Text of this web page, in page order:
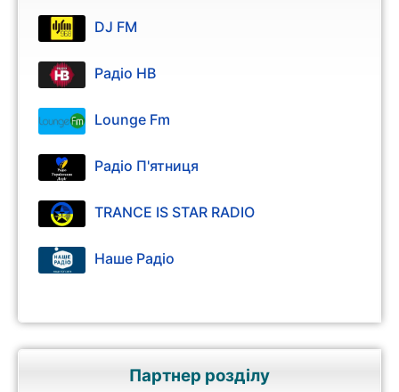
DJ FM
Радіо НВ
Lounge Fm
Радіо П'ятниця
TRANCE IS STAR RADIO
Наше Радіо
Партнер розділу